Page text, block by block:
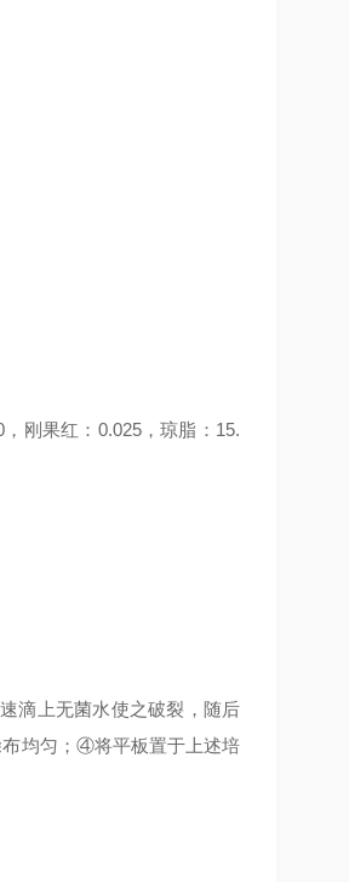
刚果红：0.025，琼脂：15.
滴上无菌水使之破裂，随后
均匀；④将平板置于上述培